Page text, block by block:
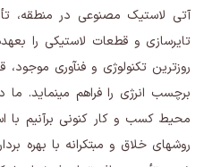
آتی لاستیک مصنوعی در منطقه،
تایر­سازی و قطعات لاستیکی را
روزترین تکنولوژی و فن­آوری موجود،
برچسب انرژی را فراهم می­نماید.
محیط کسب و کار کنونی برآنیم با
روش­های خلاق و مبتکرانه با بهره­